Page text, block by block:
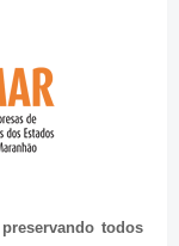
todos